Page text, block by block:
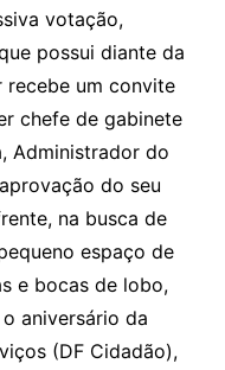
votação,
possui diante da
recebe um convite
chefe de gabinete
Administrador do
do seu
na busca de
espaço de
e bocas de lobo,
aniversário da
(DF Cidadão),